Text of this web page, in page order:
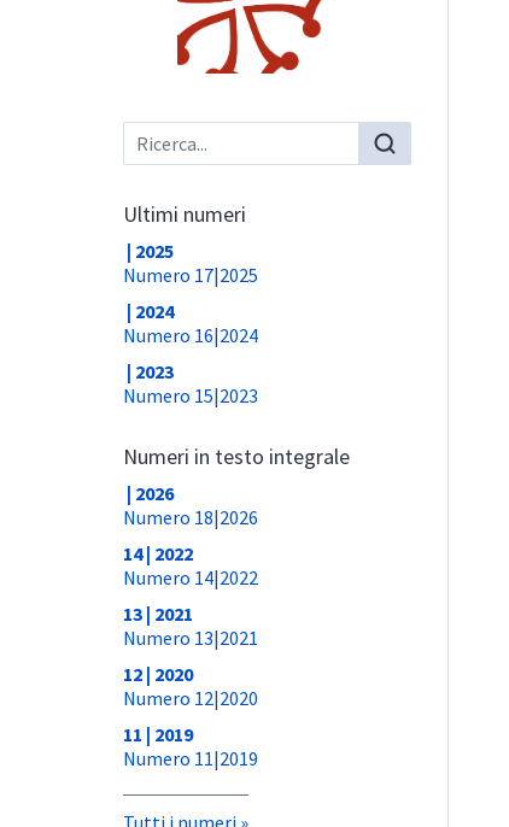
Ultimi numeri
| 2025
Numero 17|2025
| 2024
Numero 16|2024
| 2023
Numero 15|2023
Numeri in testo integrale
| 2026
Numero 18|2026
14 | 2022
Numero 14|2022
13 | 2021
Numero 13|2021
12 | 2020
Numero 12|2020
11 | 2019
Numero 11|2019
Tutti i numeri